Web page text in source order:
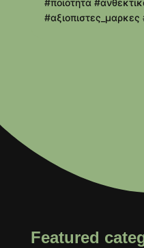
#ποιοτητα
#αξιοπιστες_μαρκες
Featured